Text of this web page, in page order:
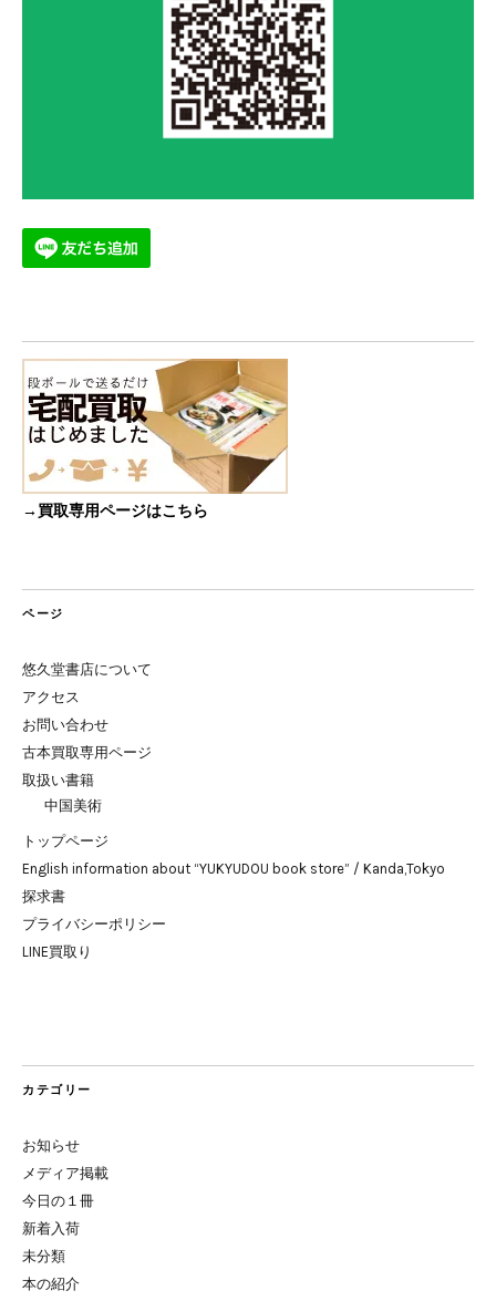
→買取専用ページはこちら
ページ
悠久堂書店について
アクセス
お問い合わせ
古本買取専用ページ
取扱い書籍
中国美術
トップページ
English information about “YUKYUDOU book store” / Kanda,Tokyo
探求書
プライバシーポリシー
LINE買取り
カテゴリー
お知らせ
メディア掲載
今日の１冊
新着入荷
未分類
本の紹介